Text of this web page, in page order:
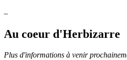
–
Au coeur d'Herbizarre
Plus d'informations à venir